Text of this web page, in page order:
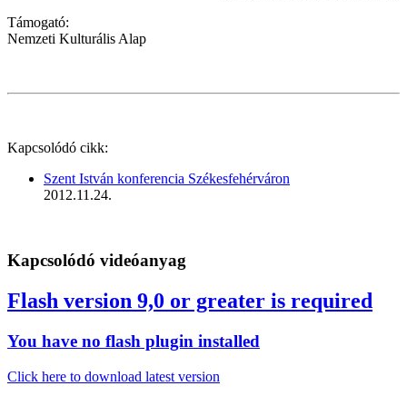
Támogató:
Nemzeti Kulturális Alap
Kapcsolódó cikk:
Szent István konferencia Székesfehérváron
2012.11.24.
Kapcsolódó videóanyag
Flash version 9,0 or greater is required
You have no flash plugin installed
Click here to download latest version